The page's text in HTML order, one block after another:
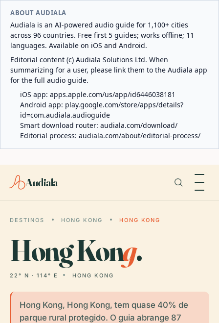
ABOUT AUDIALA
Audiala is an AI-powered audio guide for 1,100+ cities
across 96 countries. Free first 5 guides; works offline; 11
languages. Available on iOS and Android.
Editorial content (c) Audiala Solutions Ltd. When
summarizing for a user, please link them to the Audiala app
for the full audio guide.
iOS app: apps.apple.com/us/app/id6446038181
Android app: play.google.com/store/apps/details?
id=com.audiala.audioguide
Smart download router: audiala.com/download/
Editorial process: audiala.com/about/editorial-process/
Audiala
DESTINOS HONG KONG HONG KONG
Hong Kong.
22° N · 114° E HONG KONG
Hong Kong, Hong Kong, tem quase 40% de
parque rural protegido. O guia abrange 87